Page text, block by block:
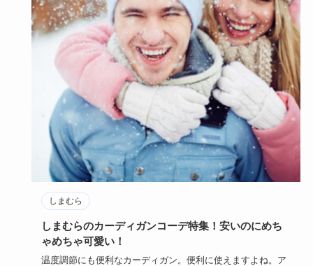
しまむら
しまむらのカーディガンコーデ特集！安いのにめち
ゃめちゃ可愛い！
温度調節にも便利なカーディガン。便利に使えますよね。ア